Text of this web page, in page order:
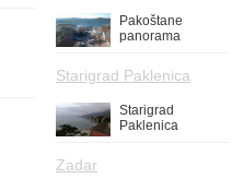
Pakoštane
panorama
Starigrad Paklenica
Starigrad
Paklenica
Zadar